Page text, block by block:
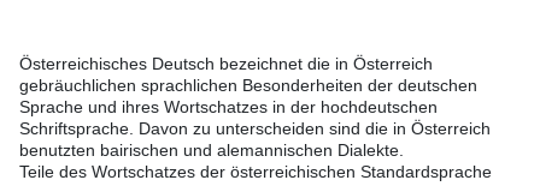
Österreichisches Deutsch bezeichnet die in Österreich
gebräuchlichen sprachlichen Besonderheiten der deutschen
Sprache und ihres Wortschatzes in der hochdeutschen
Schriftsprache. Davon zu unterscheiden sind die in Österreich
benutzten bairischen und alemannischen Dialekte.
Teile des Wortschatzes der österreichischen Standardsprache